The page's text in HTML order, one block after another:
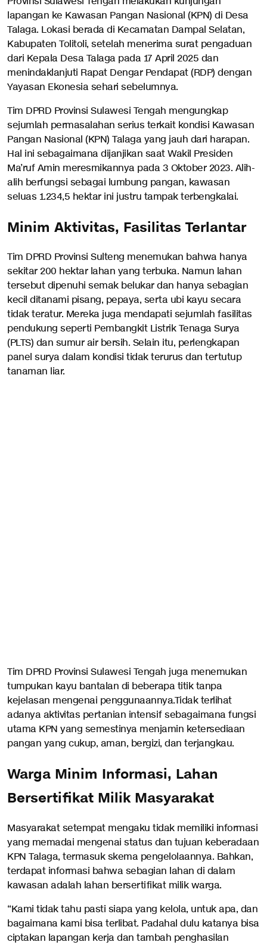
lapangan ke Kawasan Pangan Nasional (KPN) di Desa
Talaga. Lokasi berada di Kecamatan Dampal Selatan,
Kabupaten Tolitoli, setelah menerima surat pengaduan
dari Kepala Desa Talaga pada 17 April 2025 dan
menindaklanjuti Rapat Dengar Pendapat (RDP) dengan
Yayasan Ekonesia sehari sebelumnya.
Tim DPRD Provinsi Sulawesi Tengah mengungkap
sejumlah permasalahan serius terkait kondisi Kawasan
Pangan Nasional (KPN) Talaga yang jauh dari harapan.
Hal ini sebagaimana dijanjikan saat Wakil Presiden
Ma’ruf Amin meresmikannya pada 3 Oktober 2023. Alih-
alih berfungsi sebagai lumbung pangan, kawasan
seluas 1.234,5 hektar ini justru tampak terbengkalai.
Minim Aktivitas, Fasilitas Terlantar
Tim DPRD Provinsi Sulteng menemukan bahwa hanya
sekitar 200 hektar lahan yang terbuka. Namun lahan
tersebut dipenuhi semak belukar dan hanya sebagian
kecil ditanami pisang, pepaya, serta ubi kayu secara
tidak teratur. Mereka juga mendapati sejumlah fasilitas
pendukung seperti Pembangkit Listrik Tenaga Surya
(PLTS) dan sumur air bersih. Selain itu, perlengkapan
panel surya dalam kondisi tidak terurus dan tertutup
tanaman liar.
Tim DPRD Provinsi Sulawesi Tengah juga menemukan
tumpukan kayu bantalan di beberapa titik tanpa
kejelasan mengenai penggunaannya.Tidak terlihat
adanya aktivitas pertanian intensif sebagaimana fungsi
utama KPN yang semestinya menjamin ketersediaan
pangan yang cukup, aman, bergizi, dan terjangkau.
Warga Minim Informasi, Lahan
Bersertifikat Milik Masyarakat
Masyarakat setempat mengaku tidak memiliki informasi
yang memadai mengenai status dan tujuan keberadaan
KPN Talaga, termasuk skema pengelolaannya. Bahkan,
terdapat informasi bahwa sebagian lahan di dalam
kawasan adalah lahan bersertifikat milik warga.
“Kami tidak tahu pasti siapa yang kelola, untuk apa, dan
bagaimana kami bisa terlibat. Padahal dulu katanya bisa
ciptakan lapangan kerja dan tambah penghasilan